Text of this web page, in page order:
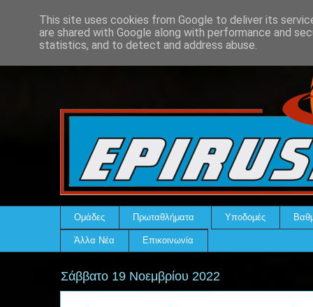
Ομάδες Πρωταθλήματα Υποδομές
Άλλα Νέα Επικοινωνία
Σάββατο 19 Νοεμβρίου 2022
This site uses cookies from Google to deliver its
are shared with Google along with performance and
statistics, and to detect and address abuse.